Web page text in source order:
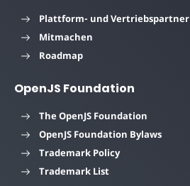
Plattform- und Vertriebspartner
Mitmachen
Roadmap
OpenJS Foundation
The OpenJS Foundation
OpenJS Foundation Bylaws
Trademark Policy
Trademark List